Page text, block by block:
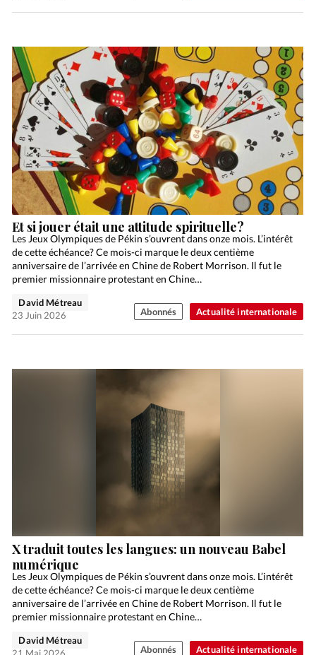
Actualité internationale
Et si jouer était une attitude spirituelle?
Les Jeux Olympiques de Pékin s’ouvrent dans onze mois. L’intérêt
de cette échéance? Ce mois-ci marque le deux centième
anniversaire de l’arrivée en Chine de Robert Morrison. Il fut le
premier missionnaire protestant en Chine…
David Métreau
23 Juin 2026
Abonnés
Actualité internationale
X traduit toutes les langues: un nouveau Babel
numérique
Les Jeux Olympiques de Pékin s’ouvrent dans onze mois. L’intérêt
de cette échéance? Ce mois-ci marque le deux centième
anniversaire de l’arrivée en Chine de Robert Morrison. Il fut le
premier missionnaire protestant en Chine…
David Métreau
21 Mai 2026
Abonnés